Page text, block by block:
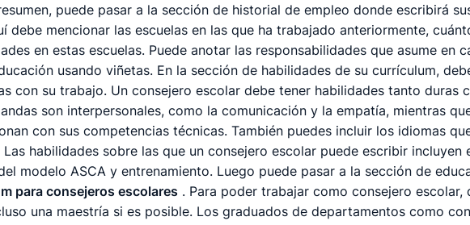
puede pasar a la sección de historial de empleo donde escribirá
debe mencionar las escuelas en las que ha trabajado anteriormente,
en estas escuelas. Puede anotar las responsabilidades que asume en
usando viñetas. En la sección de habilidades de su currículum,
con su trabajo. Un consejero escolar debe tener habilidades tanto duras
son interpersonales, como la comunicación y la empatía, mientras
con sus competencias técnicas. También puedes incluir los idiomas
habilidades sobre las que un consejero escolar puede escribir incluyen
modelo ASCA y entrenamiento. Luego puede pasar a la sección de
para consejeros escolares . Para poder trabajar como consejero escolar,
una maestría si es posible. Los graduados de departamentos como